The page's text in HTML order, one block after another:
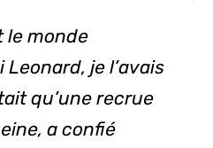
le monde
je l’avais
qu’une recrue
a confié